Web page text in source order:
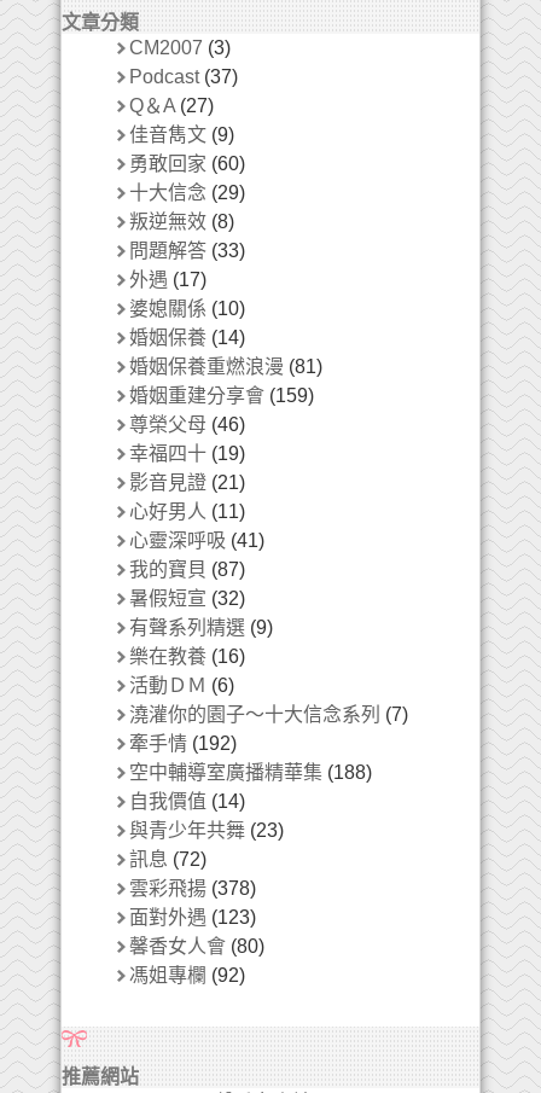
文章分類
CM2007 (3)
Podcast(37)
Q＆A (27)
佳音雋文 (9)
勇敢回家 (60)
十大信念 (29)
叛逆無效 (8)
問題解答 (33)
外遇 (17)
婆媳關係 (10)
婚姻保養 (14)
婚姻保養重燃浪漫 (81)
婚姻重建分享會 (159)
尊榮父母 (46)
幸福四十 (19)
影音見證 (21)
心好男人 (11)
心靈深呼吸 (41)
我的寶貝 (87)
暑假短宣 (32)
有聲系列精選 (9)
樂在教養 (16)
活動ＤＭ (6)
澆灌你的園子～十大信念系列 (7)
牽手情 (192)
空中輔導室廣播精華集 (188)
自我價值 (14)
與青少年共舞 (23)
訊息 (72)
雲彩飛揚 (378)
面對外遇 (123)
馨香女人會 (80)
馮姐專欄 (92)
推薦網站